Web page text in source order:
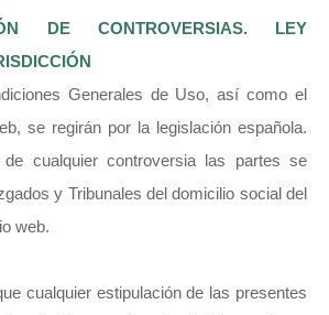
DE CONTROVERSIAS. LEY
Generales de Uso, así como el
se regirán por la legislación española.
cualquier controversia las partes se
y Tribunales del domicilio social del
web.
cualquier estipulación de las presentes